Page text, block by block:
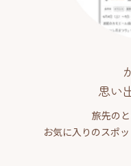
思い
旅先のと
お気に入りのスポ